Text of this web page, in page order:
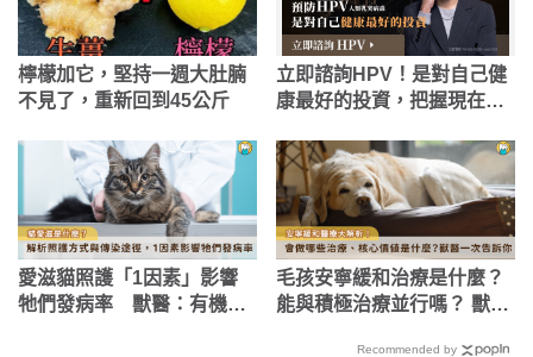
檸檬加它，堅持一週大肚腩
不見了，重新回到45公斤
立即諮詢HPV！是對自己健
康最好的投資，把握現在不
愛滋貓照護「1因素」影響
牠們發病率 獸醫：有機會
毛孩安寧緩和治療是什麼？
能與積極治療並行嗎？ 獸醫
Recommended by